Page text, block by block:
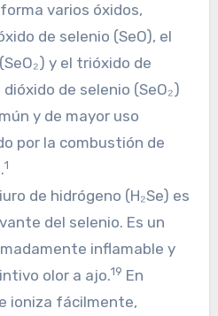
varios óxidos,
de selenio (SeO), el
y el trióxido de
dióxido de selenio (SeO₂)
y de mayor uso
por la combustión de
1
de hidrógeno (H₂Se) es
del selenio. Es un
inflamable y
olor a ajo.19 En
ioniza fácilmente,